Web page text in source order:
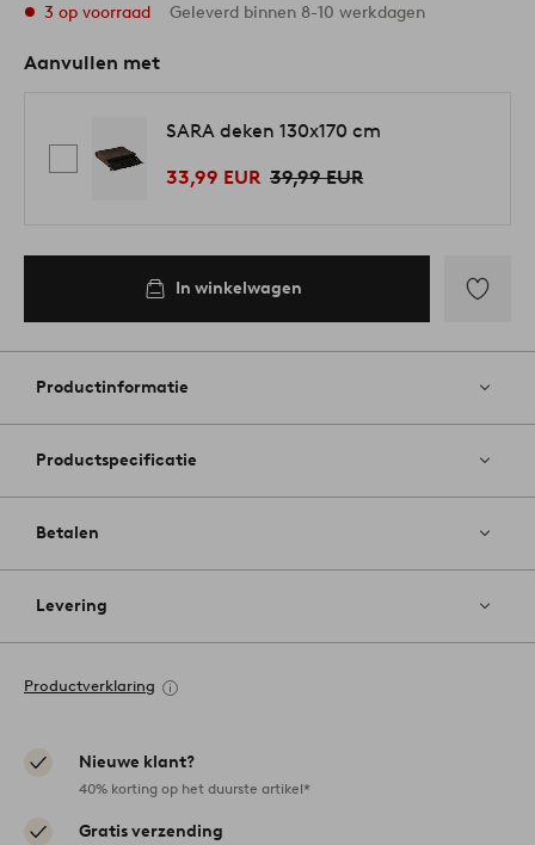
3 op voorraad Geleverd binnen 8-10 werkdagen
Aanvullen met
SARA deken 130x170 cm
33,99 EUR 39,99 EUR
In winkelwagen
aan
Productinformatie
Productspecificatie
Betalen
Levering
Productverklaring
Nieuwe klant?
40% korting op het duurste artikel*
Gratis verzending